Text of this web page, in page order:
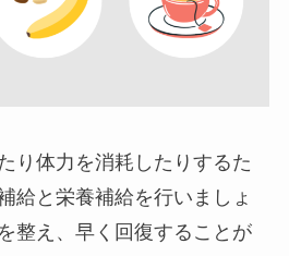
り体力を消耗したりするた
給と栄養補給を行いましょ
整え、早く回復することが